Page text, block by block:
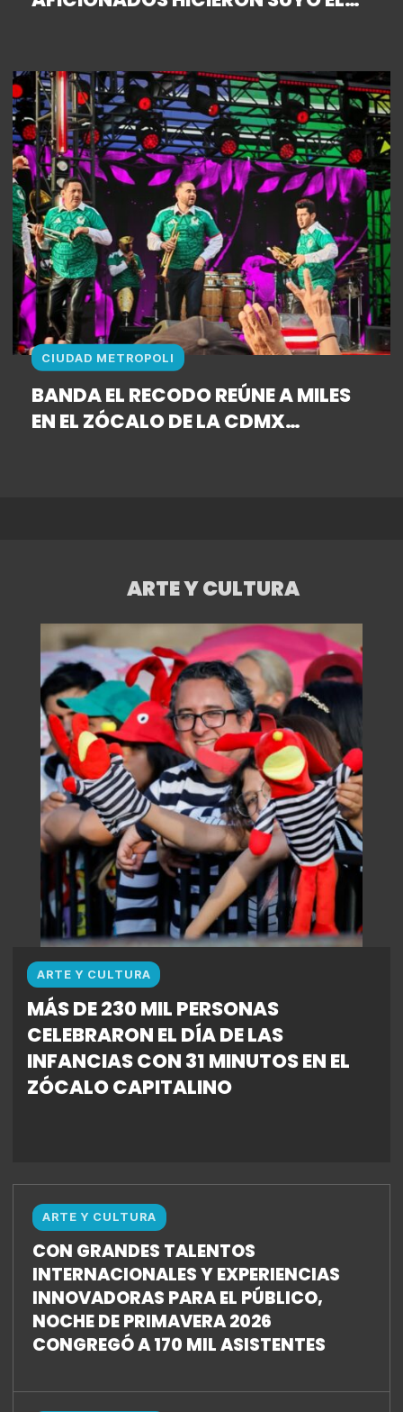
INSTALADAS EN LAS CALLES DE LA
CAPITAL
CIUDAD METROPOLI
BANDA EL RECODO REÚNE A MILES
EN EL ZÓCALO DE LA CDMX
ARTE Y CULTURA
ARTE Y CULTURA
MÁS DE 230 MIL PERSONAS
CELEBRARON EL DÍA DE LAS
INFANCIAS CON 31 MINUTOS EN EL
ZÓCALO CAPITALINO
ARTE Y CULTURA
CON GRANDES TALENTOS
INTERNACIONALES Y EXPERIENCIAS
INNOVADORAS PARA EL PÚBLICO,
NOCHE DE PRIMAVERA 2026
CONGREGÓ A 170 MIL ASISTENTES